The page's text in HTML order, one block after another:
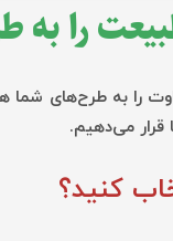
را به
را به طرح‌های
قرار می‌دهیم.
کنید؟